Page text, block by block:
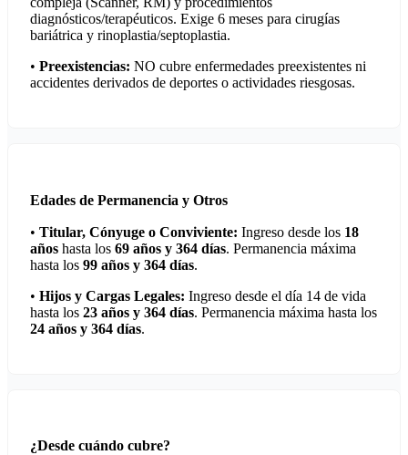
diagnósticos/terapéuticos. Exige 6 meses para cirugías
bariátrica y rinoplastia/septoplastia.
• Preexistencias: NO cubre enfermedades preexistentes ni
accidentes derivados de deportes o actividades riesgosas.
Edades de Permanencia y Otros
• Titular, Cónyuge o Conviviente: Ingreso desde los 18
años hasta los 69 años y 364 días. Permanencia máxima
hasta los 99 años y 364 días.
• Hijos y Cargas Legales: Ingreso desde el día 14 de vida
hasta los 23 años y 364 días. Permanencia máxima hasta los
24 años y 364 días.
¿Desde cuándo cubre?